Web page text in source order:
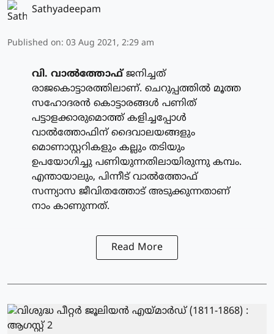
Sathyadeepam
Published on: 03 Aug 2021, 2:29 am
വി. വാല്‍ത്തോഫ്ജനിച്ചത്
രാജകൊട്ടാരത്തിലാണ്. ചെറുപ്പത്തില്‍ മൂത്ത
സഹോദരന്‍ കൊട്ടാരങ്ങള്‍ പണിത്
പട്ടാളക്കാരുമൊത്ത് കളിച്ചപ്പോള്‍
വാല്‍ത്തോഫിന് ദൈവാലയങ്ങളും
മൊണാസ്റ്ററികളും കല്ലും തടിയും
ഉപയോഗിച്ചു പണിയുന്നതിലായിരുന്നു കമ്പം.
എന്തായാലും, പിന്നീട് വാല്‍ത്തോഫ്
സന്ന്യാസ ജീവിതത്തോട് അടുക്കുന്നതാണ്
നാം കാണുന്നത്.
Read More